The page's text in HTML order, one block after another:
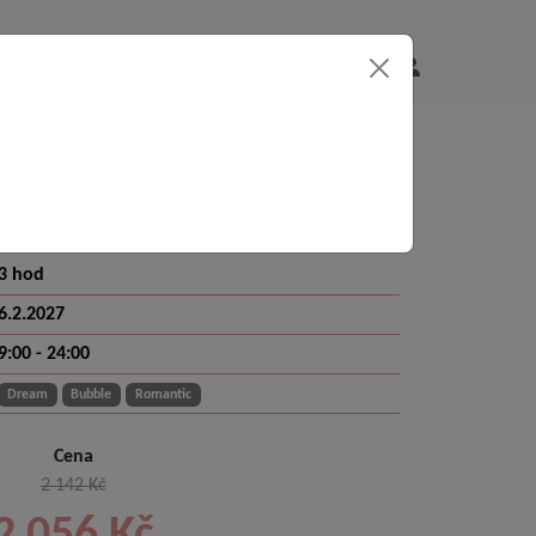
3 hod
9:00 - 24:00
Dream Bubble Romantic
Cena
2 142 Kč